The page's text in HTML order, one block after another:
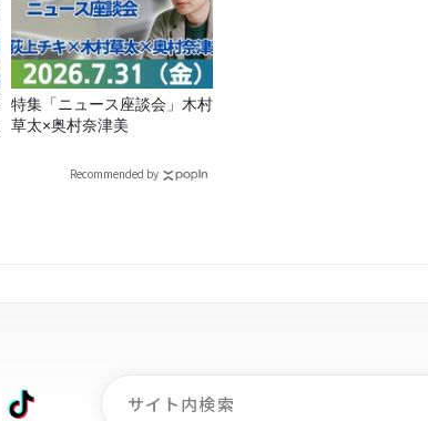
特集「ニュース座談会」木村
草太×奥村奈津美
Recommended by